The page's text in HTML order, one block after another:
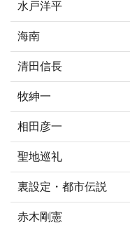
水戸洋平
海南
清田信長
牧紳一
相田彦一
聖地巡礼
裏設定・都市伝説
赤木剛憲